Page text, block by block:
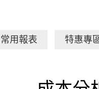
常用報表 特惠專